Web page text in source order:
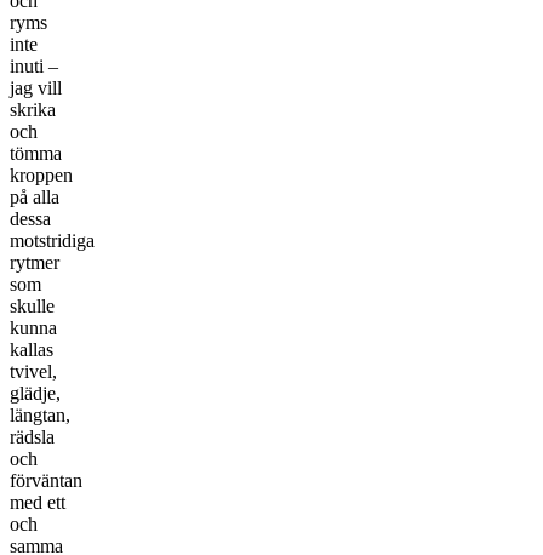
ryms
inte
inuti –
jag vill
skrika
och
tömma
kroppen
på alla
dessa
motstridiga
rytmer
som
skulle
kunna
kallas
tvivel,
glädje,
längtan,
rädsla
och
förväntan
med ett
och
samma